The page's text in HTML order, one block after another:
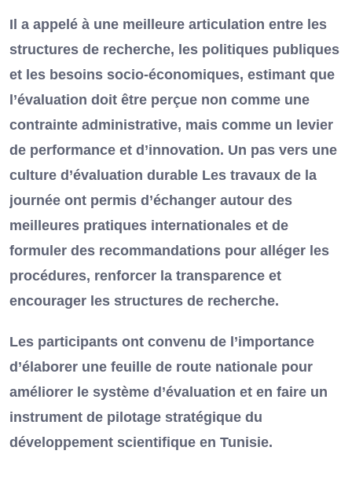
Il a appelé à une meilleure articulation entre les
structures de recherche, les politiques publiques
et les besoins socio-économiques, estimant que
l’évaluation doit être perçue non comme une
contrainte administrative, mais comme un levier
de performance et d’innovation. Un pas vers une
culture d’évaluation durable Les travaux de la
journée ont permis d’échanger autour des
meilleures pratiques internationales et de
formuler des recommandations pour alléger les
procédures, renforcer la transparence et
encourager les structures de recherche.
Les participants ont convenu de l’importance
d’élaborer une feuille de route nationale pour
améliorer le système d’évaluation et en faire un
instrument de pilotage stratégique du
développement scientifique en Tunisie.